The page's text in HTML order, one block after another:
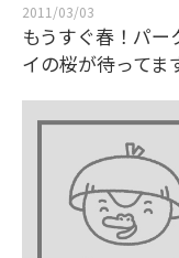
2011/03/03
もうすぐ春！パー
イの桜が待ってま